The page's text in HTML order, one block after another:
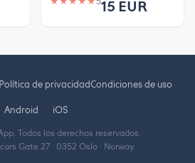
15 EUR
Política de privacidadCondiciones de uso
Android iOS
Todos los derechos reservados.
Gate 27 · 0352 Oslo · Norway